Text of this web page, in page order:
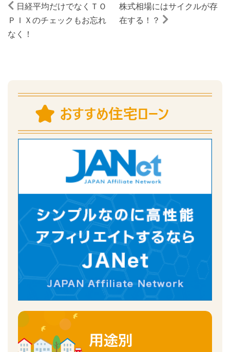
日経平均だけでなくＴＯ
ＰＩＸのチェックもお忘れ
なく！
株式相場にはサイクルが存
在する！？